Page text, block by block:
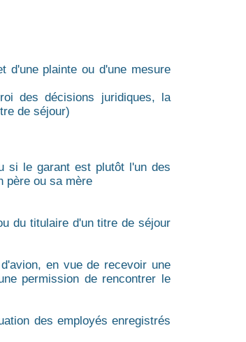
d'une plainte ou d'une mesure
des décisions juridiques, la
de séjour)
si le garant est plutôt l'un des
père ou sa mère
du titulaire d'un titre de séjour
en vue de recevoir une
permission de rencontrer le
des employés enregistrés